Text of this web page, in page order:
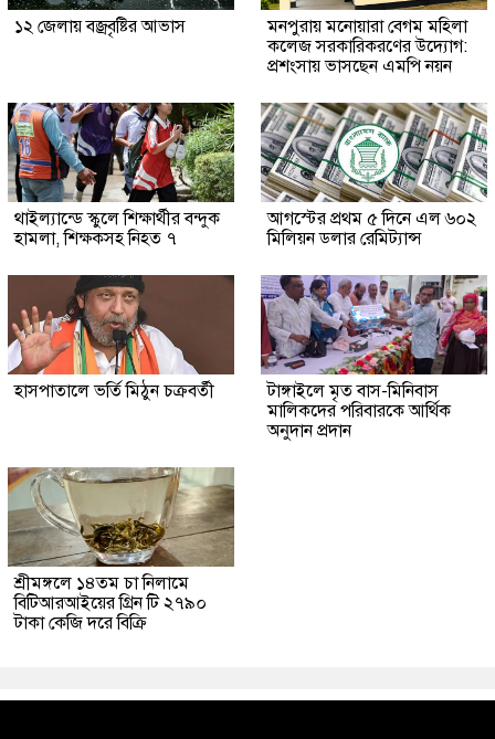
১২ জেলায় বজ্রবৃষ্টির আভাস
মনপুরায় মনোয়ারা বেগম মহিলা
কলেজ সরকারিকরণের উদ্যোগ:
প্রশংসায় ভাসছেন এমপি নয়ন
থাইল্যান্ডে স্কুলে শিক্ষার্থীর বন্দুক
হামলা, শিক্ষকসহ নিহত ৭
আগস্টের প্রথম ৫ দিনে এল ৬০২
মিলিয়ন ডলার রেমিট্যান্স
হাসপাতালে ভর্তি মিঠুন চক্রবর্তী
টাঙ্গাইলে মৃত বাস-মিনিবাস
মালিকদের পরিবারকে আর্থিক
অনুদান প্রদান
শ্রীমঙ্গলে ১৪তম চা নিলামে
বিটিআরআইয়ের গ্রিন টি ২৭৯০
টাকা কেজি দরে বিক্রি